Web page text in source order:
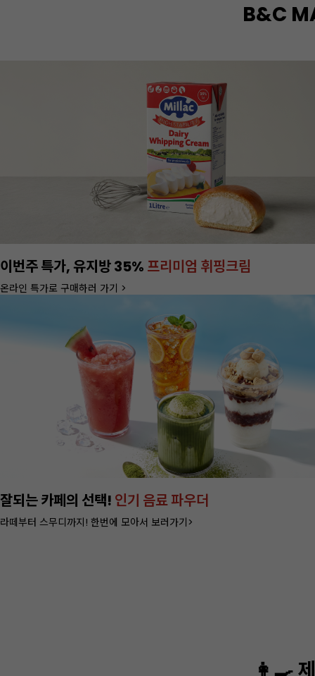
B&C
정기배송서비스 OPEN
1% 추가 할인 혜택도 챙기세요!
이번주 특가, 베이커리포장 필수템 3종
쿠키부터 빵까지 담을 수 있는 박스 특가 >